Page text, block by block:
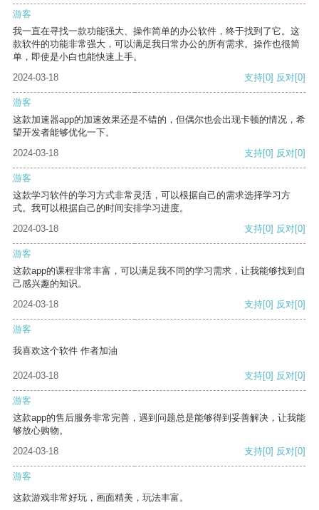
游客
我一直在寻找一款功能强大、操作简单的办公软件，终于找到了它。这
款软件的功能非常强大，可以满足我日常办公的所有需求。操作也很简
单，即使是小白也能快速上手。
2024-03-18
支持[0] 反对[0]
游客
这款加速器app的加速效果还是不错的，但偶尔也会出现卡顿的情况，希
望开发者能够优化一下。
2024-03-18
支持[0] 反对[0]
游客
这款学习软件的学习方式非常灵活，可以根据自己的需求选择学习方
式。我可以根据自己的时间安排学习进度。
2024-03-18
支持[0] 反对[0]
游客
这款app的课程非常丰富，可以满足我不同的学习需求，让我能够找到自
己感兴趣的知识。
2024-03-18
支持[0] 反对[0]
游客
我喜欢这个软件 作者加油
2024-03-18 支持[0] 反对[0]
游客
这款app的售后服务非常完善，遇到问题总是能够得到妥善解决，让我能
够放心购物。
2024-03-18
支持[0] 反对[0]
游客
这款游戏非常好玩，画面精美，玩法丰富。